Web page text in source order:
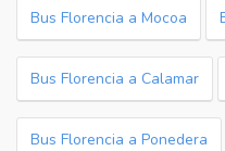
Bus Florencia a Mocoa
Bus Florencia a Calamar
Bus Florencia a Ponedera